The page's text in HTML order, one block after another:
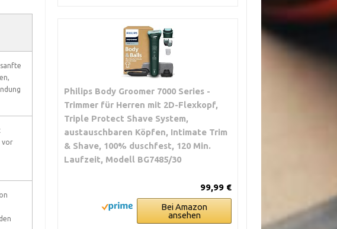
vor
Philips Body Groomer 7000 Series -
Trimmer für Herren mit 2D-Flexkopf,
Triple Protect Shave System,
austauschbaren Köpfen, Intimate Trim
& Shave, 100% duschfest, 120 Min.
Laufzeit, Modell BG7485/30
99,99 €
Bei Amazon
ansehen